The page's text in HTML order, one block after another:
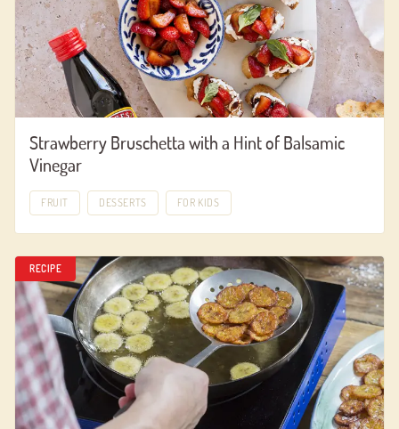
Strawberry Bruschetta with a Hint of Balsamic
Vinegar
FRUIT DESSERTS FOR KIDS
RECIPE